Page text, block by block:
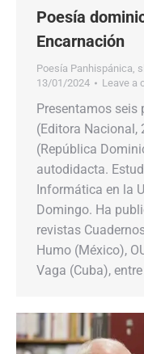
Poesía
Encarnación
Poesía Panhispánica,
13/01/2024
Leave a
Presentamos seis
(Editora Nacional,
(República
autodidacta.
Informática en la
Domingo. Ha
revistas
Humo (México),
Vaga (Cuba),